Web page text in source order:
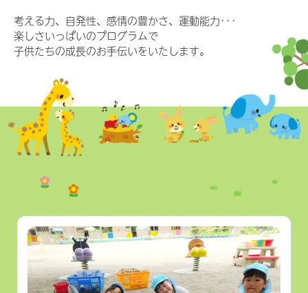
考える力、自発性、感情の豊かさ、運動能力･･･
楽しさいっぱいのプログラムで
子供たちの成長のお手伝いをいたします。